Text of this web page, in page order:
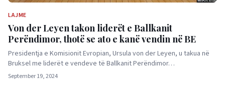
LAJME
Von der Leyen takon liderët e Ballkanit
Perëndimor, thotë se ato e kanë vendin në BE
Presidentja e Komisionit Evropian, Ursula von der Leyen, u takua në
Bruksel me liderët e vendeve të Ballkanit Perëndimor…
September 19, 2024